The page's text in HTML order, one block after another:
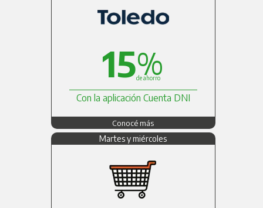
15%
de ahorro
Con la aplicación Cuenta DNI
Conocé más
Martes y miércoles